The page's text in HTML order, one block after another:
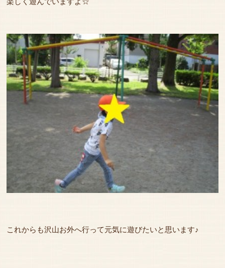
これからも沢山お外へ行って元気に遊びたいと思います♪